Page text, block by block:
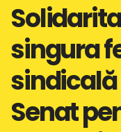
singura
Senat